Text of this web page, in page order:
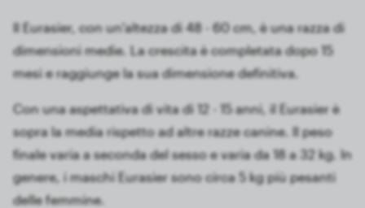
Il Eurasier, con un'altezza di 48 - 60 cm, è una razza di
dimensioni medie. La crescita è completata dopo 15
mesi e raggiunge la sua dimensione definitiva.
Con una aspettativa di vita di 12 - 15 anni, il Eurasier è
sopra la media rispetto ad altre razze canine. Il peso
finale varia a seconda del sesso e varia da 18 a 32 kg. In
genere, i maschi Eurasier sono circa 5 kg più pesanti
delle femmine.